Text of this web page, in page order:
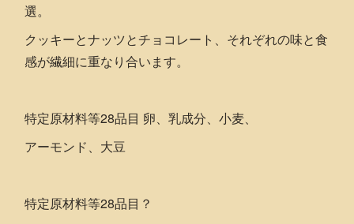
選。
クッキーとナッツとチョコレート、それぞれの味と食
感が繊細に重なり合います。
特定原材料等28品目 卵、乳成分、小麦、
アーモンド、大豆
特定原材料等28品目？